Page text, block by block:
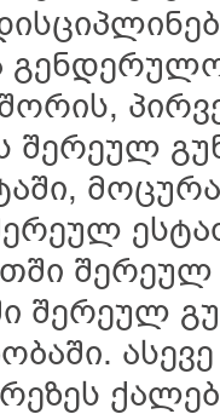
შერეულ
შერეულ